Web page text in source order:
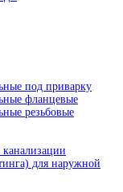
под приварку
фланцевые
резьбовые
для наружной